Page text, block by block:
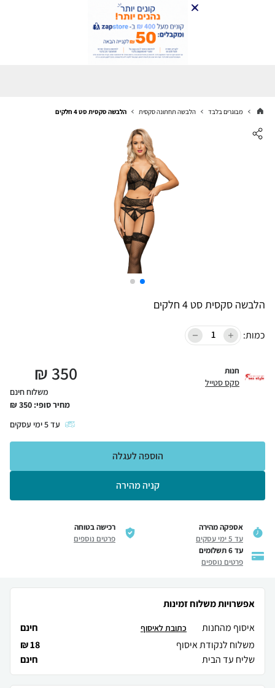
מבוגרים בלבד הלבשה תחתונה סקסית הלבשה סקסית סט 4 חלקים
הלבשה סקסית סט 4 חלקים
כמות:
חנות
סקס סטייל 350
₪
משלוח חינם
מחיר סופי: 350
₪
עד5ימי עסקים
קניה מהירה
הוספה לעגלה
אספקה מהירה
עד 5 ימי עסקים
רכישה בטוחה
פרטים נוספים
עד 6 תשלומים
פרטים נוספים
אפשרויות משלוח זמינות
איסוף מהחנות
חינם כתובת לאיסוף
משלוח לנקודת איסוף
18 ₪
שליח עד הבית
חינם